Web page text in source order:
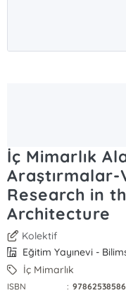
İç Mimarlık
Research in
Architecture
Kolektif
Eğitim Yayınevi -
İç Mimarlık
ISBN :